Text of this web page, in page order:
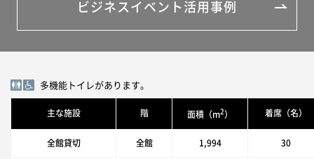
ビジネスイベント活用事例
多機能トイレがあります。
主な施設 階 面積（m2 ） 着席（名）
全館貸切 全館 1,994 30